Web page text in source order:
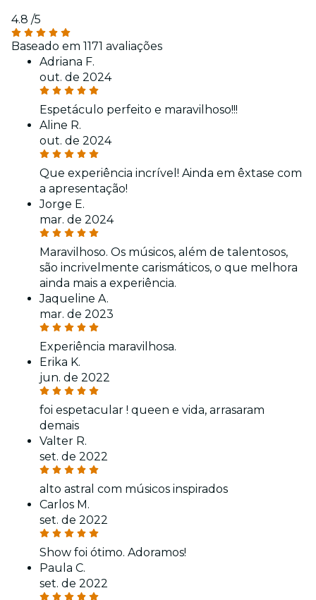
4.8 /5
Baseado em 1171 avaliações
Adriana F.
out. de 2024
Espetáculo perfeito e maravilhoso!!!
Aline R.
out. de 2024
Que experiência incrível! Ainda em êxtase com
a apresentação!
Jorge E.
mar. de 2024
Maravilhoso. Os músicos, além de talentosos,
são incrivelmente carismáticos, o que melhora
ainda mais a experiência.
Jaqueline A.
mar. de 2023
Experiência maravilhosa.
Erika K.
jun. de 2022
foi espetacular ! queen e vida, arrasaram
demais
Valter R.
set. de 2022
alto astral com músicos inspirados
Carlos M.
set. de 2022
Show foi ótimo. Adoramos!
Paula C.
set. de 2022